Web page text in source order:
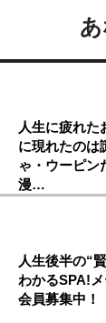
人生に疲れた
に現れたのは
ゃ・ウーピン
漫…
人生後半の“
わかるSPA!
会員募集中！